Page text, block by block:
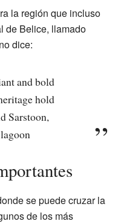
la región que incluso
de Belice, llamado
dice:
and bold
hold
Sarstoon,
se puede cruzar la
de los más